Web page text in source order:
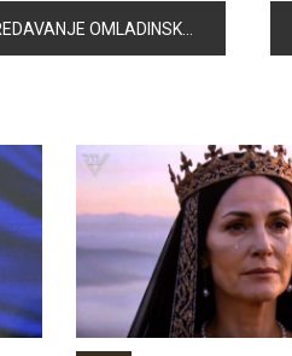
UDRUŽENJA „TEMPO“